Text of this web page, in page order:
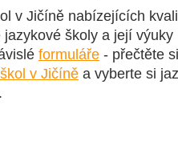
v Jičíně nabízejících
jazykové školy a její
formuláře - přečtěte
v Jičíně a vyberte si